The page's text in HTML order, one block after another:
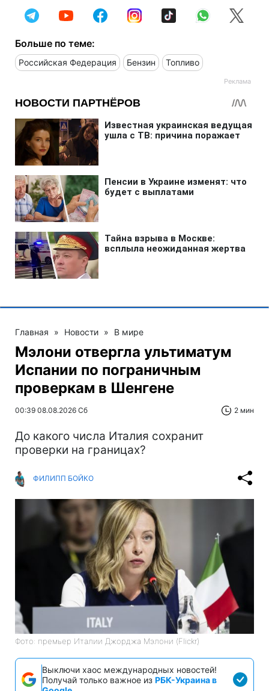
Больше по теме:
Российская Федерация Бензин Топливо
Главная » Новости » В мире
Мэлони отвергла ультиматум
Испании по пограничным
проверкам в Шенгене
00:39 08.08.2026 Сб 2 мин
До какого числа Италия сохранит
проверки на границах?
ФИЛИПП БОЙКО
Фото: премьер Италии Джорджа Мэлони (Flickr)
Выключи хаос международных новостей!
Получай только важное из РБК-Украина в